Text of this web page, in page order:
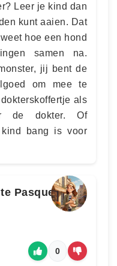
Leer je kind dan
kunt aaien. Dat
hoe een hond
samen na.
jij bent de
om mee te
als
de dokter. Of
bang is voor
Pasque
0